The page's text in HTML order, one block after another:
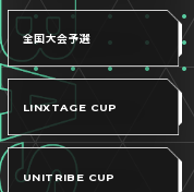
全国大会予選
LINXTAGE CUP
UNITRIBE CUP